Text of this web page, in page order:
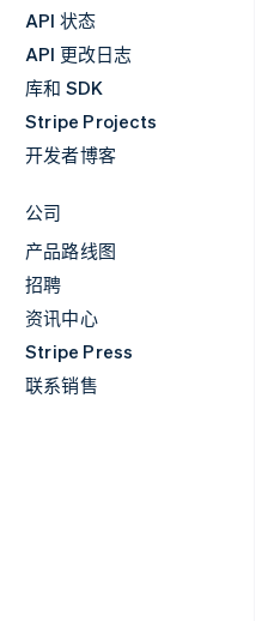
API 状态
API 更改日志
库和 SDK
Stripe Projects
开发者博客
公司
产品路线图
招聘
资讯中心
Stripe Press
联系销售